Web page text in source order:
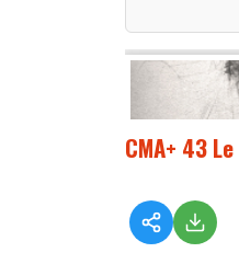
CMA+ 43